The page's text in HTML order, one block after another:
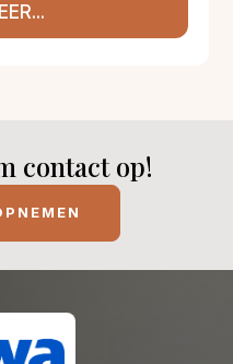
contact op!